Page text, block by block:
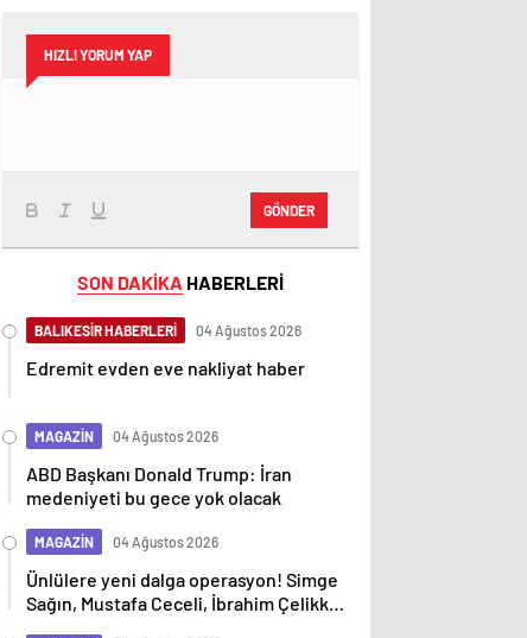
HIZLI YORUM YAP
GÖNDER
SON DAKİKA HABERLERİ
BALIKESİR HABERLERİ 04 Ağustos 2026
Edremit evden eve nakliyat haber
MAGAZİN 04 Ağustos 2026
ABD Başkanı Donald Trump: İran
medeniyeti bu gece yok olacak
MAGAZİN 04 Ağustos 2026
Ünlülere yeni dalga operasyon! Simge
Sağın, Mustafa Ceceli, İbrahim Çelikkol